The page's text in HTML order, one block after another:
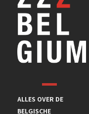
ALLES OVER DE
BELGISCHE